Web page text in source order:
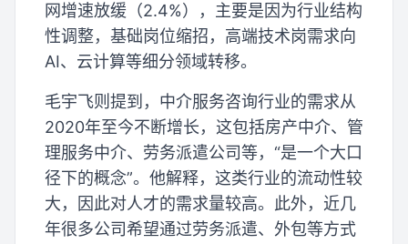
网增速放缓（2.4%），主要是因为行业结构
性调整，基础岗位缩招，高端技术岗需求向
AI、云计算等细分领域转移。
毛宇飞则提到，中介服务咨询行业的需求从
2020年至今不断增长，这包括房产中介、管
理服务中介、劳务派遣公司等，“是一个大口
径下的概念”。他解释，这类行业的流动性较
大，因此对人才的需求量较高。此外，近几
年很多公司希望通过劳务派遣、外包等方式